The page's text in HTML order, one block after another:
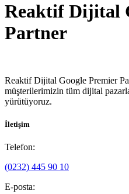
Reaktif Dijital
Partner
Reaktif Dijital Google Premier
müşterilerimizin tüm dijital
yürütüyoruz.
İletişim
Telefon:
(0232) 445 90 10
E-posta: